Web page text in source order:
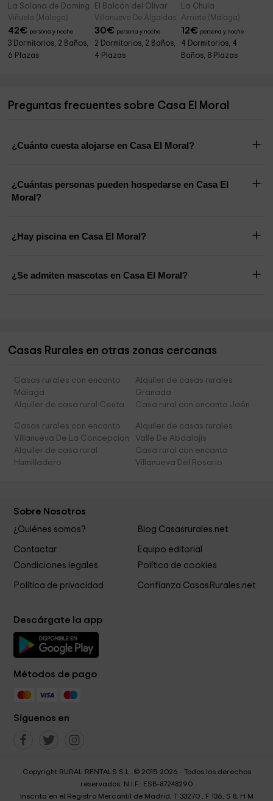
La Solana de Domingo A
Viñuela (Málaga)
42€ persona y noche
3 Dormitorios, 2 Baños,
6 Plazas
El Balcón del Olivar
Villanueva De Algaidas (Málaga)
30€ persona y noche
2 Dormitorios, 2 Baños,
4 Plazas
La Chula
Arriate (Málaga)
12€ persona y noche
4 Dormitorios, 4
Baños, 8 Plazas
Preguntas frecuentes sobre Casa El Moral
¿Cuánto cuesta alojarse en Casa El Moral?
¿Cuántas personas pueden hospedarse en Casa El
Moral?
¿Hay piscina en Casa El Moral?
¿Se admiten mascotas en Casa El Moral?
Casas Rurales en otras zonas cercanas
Casas rurales con encanto
Málaga
Alquiler de casas rurales
Granada
Alquiler de casa rural Ceuta
Casa rural con encanto Jaén
Casas rurales con encanto
Villanueva De La Concepcion
Alquiler de casas rurales
Valle De Abdalajis
Alquiler de casa rural
Humilladero
Casa rural con encanto
Villanueva Del Rosario
Sobre Nosotros
¿Quiénes somos? Blog Casasrurales.net
Contactar
Equipo editorial
Condiciones legales
Política de cookies
Política de privacidad Confianza CasasRurales.net
Descárgate la app
Métodos de pago
Síguenos en
Copyright RURAL RENTALS S.L. © 2015-2026 - Todos los derechos
reservados. N.I.F.: ESB-87248290
Inscrita en el Registro Mercantil de Madrid, T 33270 , F 136, S 8, H M